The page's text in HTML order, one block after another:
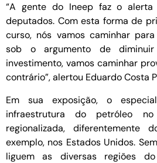
“A gente do Ineep faz o alerta
deputados. Com esta forma de
curso, nós vamos caminhar
sob o argumento de
investimento, vamos caminhar
contrário”, alertou Eduardo Costa
Em sua exposição, o
infraestrutura do petróleo
regionalizada, diferentemente
exemplo, nos Estados Unidos.
liguem as diversas regiões